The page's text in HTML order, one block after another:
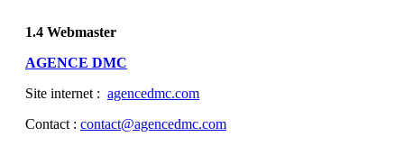
1.4 Webmaster
AGENCE DMC
Site internet : agencedmc.com
Contact : contact@agencedmc.com